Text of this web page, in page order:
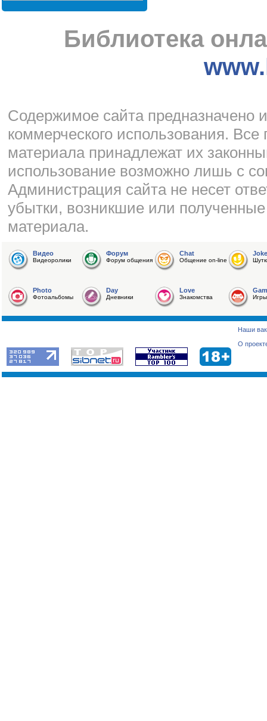
Библиотека
Cодержимое сайта предназначено
коммерческого использования.
материала принадлежат их
использование возможно лишь с
Администрация сайта не несет
убытки, возникшие или
материала.
Видео
Видеоролики
Форум
Форум общения
Chat
Общение on-line
Joke
Photo
Фотоальбомы
Day
Дневники
Love
Знакомства Игры
Наши
О